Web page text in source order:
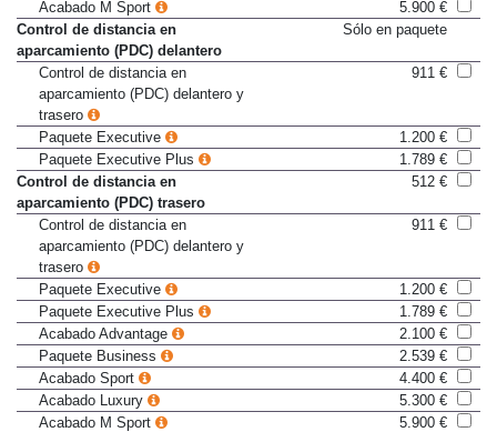
Acabado M Sport
5.900 €
Control de distancia en
aparcamiento (PDC) delantero
Control de distancia en
aparcamiento (PDC) delantero y
trasero
Paquete Executive
1.200 €
Paquete Executive Plus
1.789 €
Control de distancia en
aparcamiento (PDC) trasero
Control de distancia en
aparcamiento (PDC) delantero y
trasero
Paquete Executive
1.200 €
Paquete Executive Plus
1.789 €
Acabado Advantage
2.100 €
Paquete Business
2.539 €
Acabado Sport
4.400 €
Acabado Luxury
5.300 €